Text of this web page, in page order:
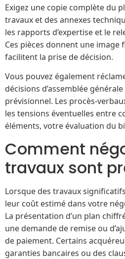
Exigez une copie complète du
travaux et des annexes
les rapports d’expertise et le
Ces pièces donnent une image
facilitent la prise de décision.
Vous pouvez également
décisions d’assemblée
prévisionnel. Les procès-
les tensions éventuelles entre
éléments, votre évaluation du
Comment
travaux sont
Lorsque des travaux
leur coût estimé dans votre
La présentation d’un plan
une demande de remise ou
de paiement. Certains
garanties bancaires ou des